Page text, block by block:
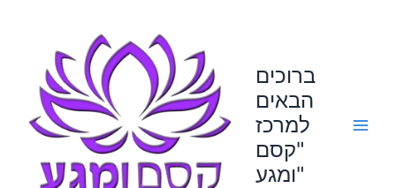
ברוכים
הבאים
למרכז
"קסם
ומגע"